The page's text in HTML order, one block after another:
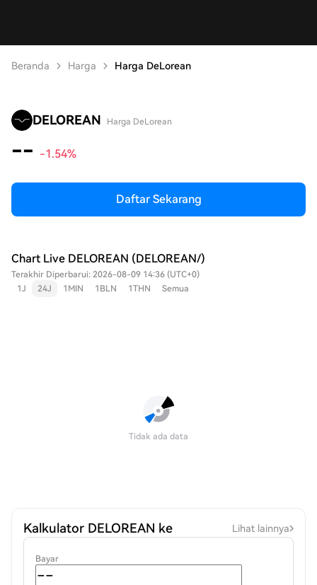
Beranda Harga Harga DeLorean
DELOREAN Harga DeLorean
-- -1.54%
Daftar Sekarang
Chart Live DELOREAN (DELOREAN/)
Terakhir Diperbarui: 2026-08-09 14:36 (UTC+0)
1J
24J 1MIN 1BLN 1THN Semua
Tidak ada data
Kalkulator DELOREAN ke Lihat lainnya
Bayar